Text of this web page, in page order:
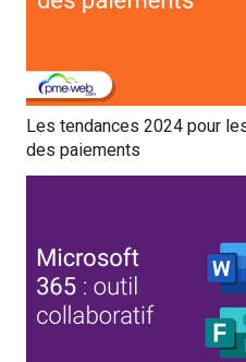
Les tendances 2024 pour
des paiements